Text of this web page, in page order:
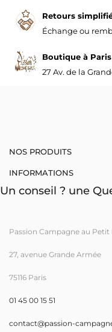
Retours
Échange ou
Boutique à
27 Av. de la
NOS PRODUITS
INFORMATIONS
Un conseil ? une
Passion Campagne au
27, avenue Grande Armée
75116 Paris
01 45 00 15 51
contact@passion-